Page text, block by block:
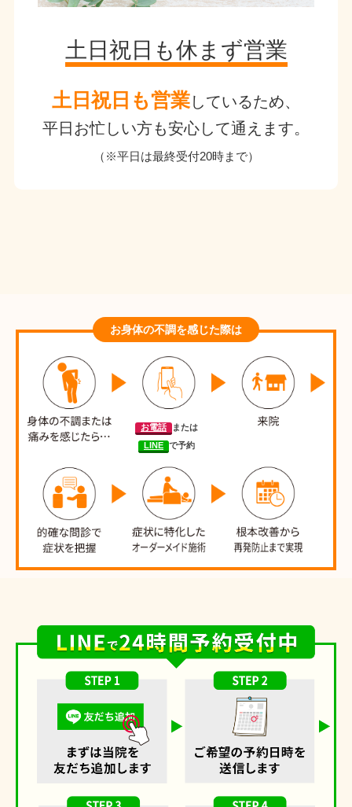
土日祝日も休まず営業
土日祝日も営業しているため、
平日お忙しい方も安心して通えます。
（※平日は最終受付20時まで）
お身体の不調を感じた際は
お電話
または
LINE で予約